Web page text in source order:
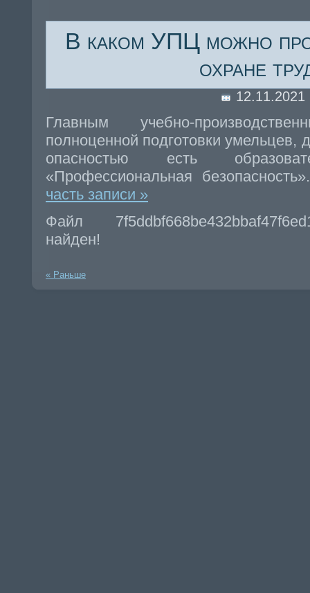
В каком УПЦ можно
охране
12.11.2021
Главным учебно-
полноценной подготовки умельцев,
опасностью есть
«Профессиональная
часть записи »
Файл
найден!
« Раньше